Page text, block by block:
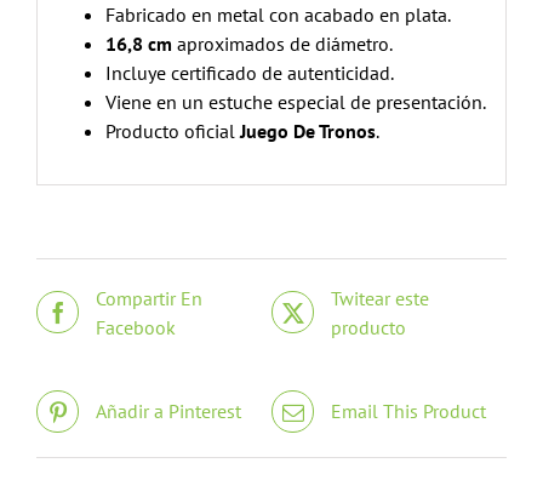
Fabricado en metal con acabado en plata.
16,8 cm aproximados de diámetro.
Incluye certificado de autenticidad.
Viene en un estuche especial de presentación.
Producto oficialJuego De Tronos.
Compartir En
Facebook
Twitear este
producto
Añadir a Pinterest Email This Product